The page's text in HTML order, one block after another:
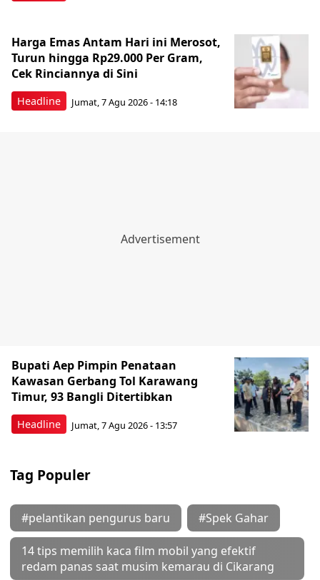
Headline
Harga Emas Antam Hari ini Merosot,
Turun hingga Rp29.000 Per Gram,
Cek Rinciannya di Sini
Jumat, 7 Agu 2026 - 14:18
Headline
Bupati Aep Pimpin Penataan
Kawasan Gerbang Tol Karawang
Timur, 93 Bangli Ditertibkan
Jumat, 7 Agu 2026 - 13:57
Tag Populer
#pelantikan pengurus baru #Spek Gahar
14 tips memilih kaca film mobil yang efektif
redam panas saat musim kemarau di Cikarang